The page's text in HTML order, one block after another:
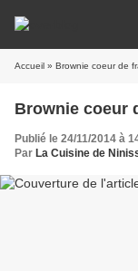
Accueil » Brownie coeur de
Brownie coeur
Publié le 24/11/2014 à
Par La Cuisine de